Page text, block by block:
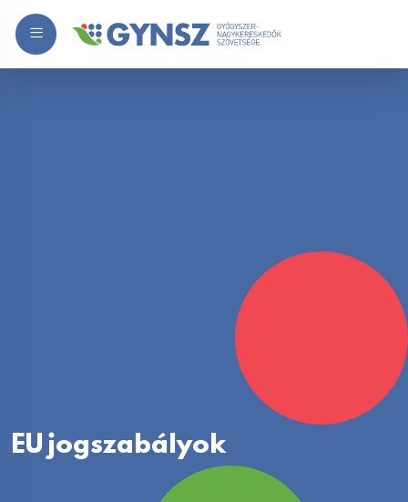
EU jogszabályok